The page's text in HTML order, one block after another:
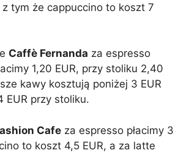
z tym że cappuccino to koszt 7
Caffè Fernanda za espresso
1,20 EUR, przy stoliku 2,40
kawy kosztują poniżej 3 EUR
EUR przy stoliku.
Cafe za espresso płacimy 3
to koszt 4,5 EUR, a za latte